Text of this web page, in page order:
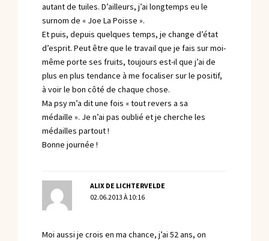
autant de tuiles. D’ailleurs, j’ai longtemps eu le
surnom de « Joe La Poisse ».
Et puis, depuis quelques temps, je change d’état
d’esprit. Peut être que le travail que je fais sur moi-
même porte ses fruits, toujours est-il que j’ai de
plus en plus tendance à me focaliser sur le positif,
à voir le bon côté de chaque chose.
Ma psy m’a dit une fois « tout revers a sa
médaille ». Je n’ai pas oublié et je cherche les
médailles partout !
Bonne journée !
ALIX DE LICHTERVELDE
02.06.2013 À 10:16
Moi aussi je crois en ma chance, j’ai 52 ans, on